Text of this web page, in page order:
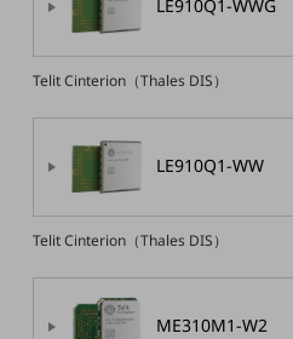
home5Gプラン
モバイルサービス
端末の一元管理
運用保守・故障紛失サポート
回線・ネットワーク
お手続き
LE910Q1-WWG
Telit Cinterion（Thales DIS）
LE910Q1-WW
Telit Cinterion（Thales DIS）
ME310M1-W2